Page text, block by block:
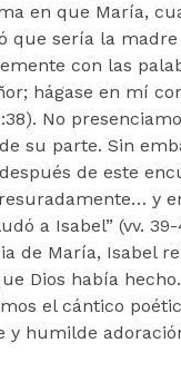
en que María,
que sería la madre
con las
hágase en mí
No
su parte. Sin
de este
y
a Isabel” (vv.
de María, Isabel
Dios había hecho.
el cántico
y humilde